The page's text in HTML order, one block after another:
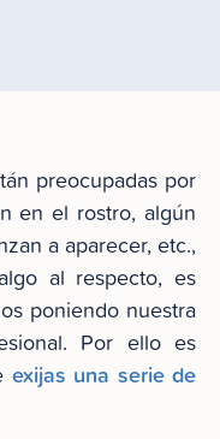
preocupadas por
en el rostro, algún
a aparecer, etc.,
al respecto, es
poniendo nuestra
Por ello es
exijas una serie de